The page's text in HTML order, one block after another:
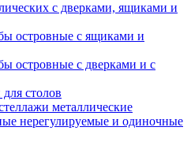
с дверками, ящиками и
островные с ящиками и
островные с дверками и с
столов
металлические
нерегулируемые и одиночные